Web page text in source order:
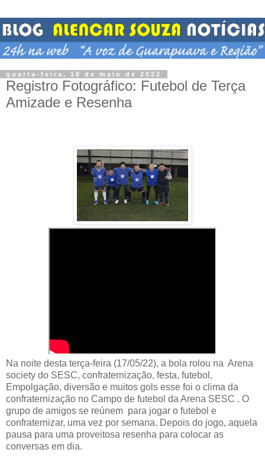
quarta-feira, 18 de maio de 2022
Registro Fotográfico: Futebol de Terça
Amizade e Resenha
Na noite desta terça-feira (17/05/22), a bola rolou na Arena
society do SESC, confraternização, festa, futebol,
Empolgação, diversão e muitos gols esse foi o clima da
confraternização no Campo de futebol da Arena SESC . O
grupo de amigos se reúnem para jogar o futebol e
confraternizar, uma vez por semana. Depois do jogo, aquela
pausa para uma proveitosa resenha para colocar as
conversas em dia.